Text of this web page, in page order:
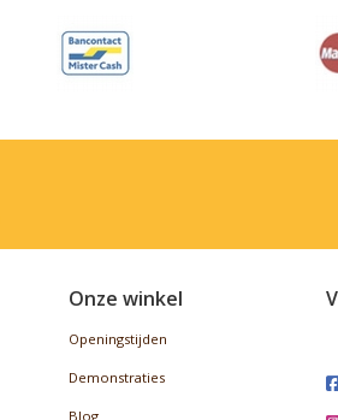
Onze winkel
Openingstijden
Demonstraties
Blog